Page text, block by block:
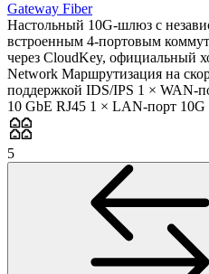
Gateway Fiber
Настольный 10G-шлюз с
встроенным 4-портовым
через CloudKey, официальный
Network Маршрутизация на
поддержкой IDS/IPS 1 × WAN-
10 GbE RJ45 1 × LAN-порт 10G
5